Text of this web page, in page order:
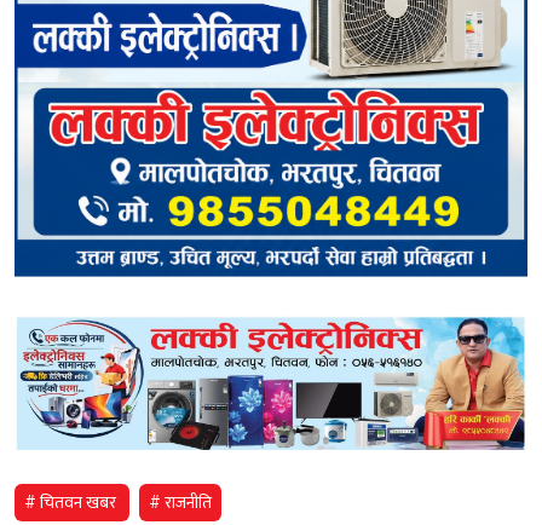
# चितवन खबर # राजनीति